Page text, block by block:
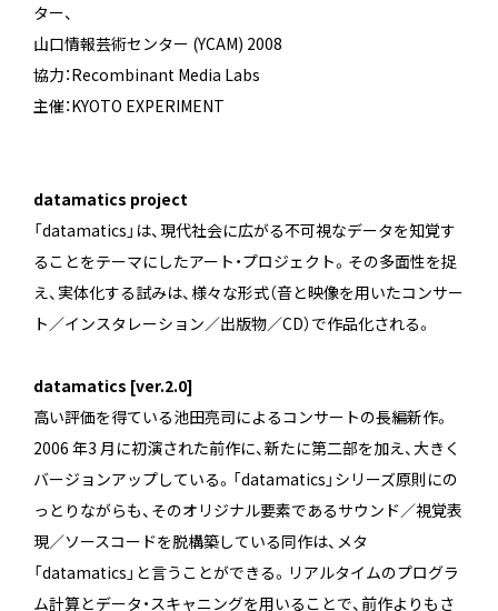
ター、
山口情報芸術センター (YCAM) 2008
協力：Recombinant Media Labs
主催：KYOTO EXPERIMENT
datamatics project
「datamatics」は、現代社会に広がる不可視なデータを知覚す
ることをテーマにしたアート・プロジェクト。その多面性を捉
え、実体化する試みは、様々な形式（音と映像を用いたコンサー
ト／インスタレーション／出版物／CD）で作品化される。
datamatics [ver.2.0]
高い評価を得ている池田亮司によるコンサートの長編新作。
2006 年3 月に初演された前作に、新たに第二部を加え、大きく
バージョンアップしている。「datamatics」シリーズ原則にの
っとりながらも、そのオリジナル要素であるサウンド／視覚表
現／ソースコードを脱構築している同作は、メタ
「datamatics」と言うことができる。リアルタイムのプログラ
ム計算とデータ・スキャニングを用いることで、前作よりもさ